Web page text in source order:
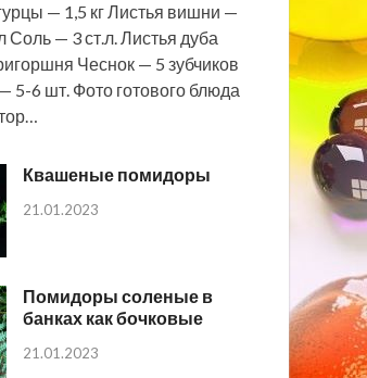
— 1,5 кг Листья вишни —
Соль — 3 ст.л. Листья дуба
Чеснок — 5 зубчиков
5-6 шт. Фото готового блюда
Квашеные помидоры
21.01.2023
Помидоры соленые в
банках как бочковые
21.01.2023